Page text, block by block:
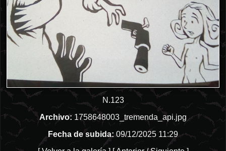
N.123
Archivo: 1758648003_tremenda_api.jpg
Fecha de subida: 09/12/2025 11:29